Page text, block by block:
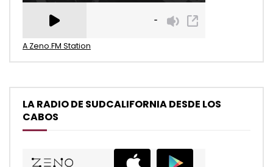
A Zeno.FM Station
LA RADIO DE SUDCALIFORNIA DESDE LOS
CABOS